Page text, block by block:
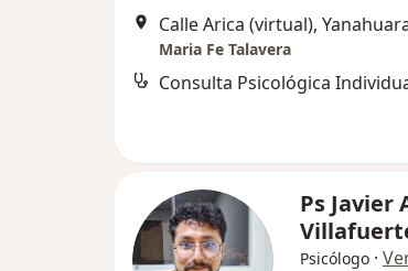
Calle Arica (virtual),
Maria Fe Talavera
Consulta Psicológica
Ps Javier
Psicólogo ·